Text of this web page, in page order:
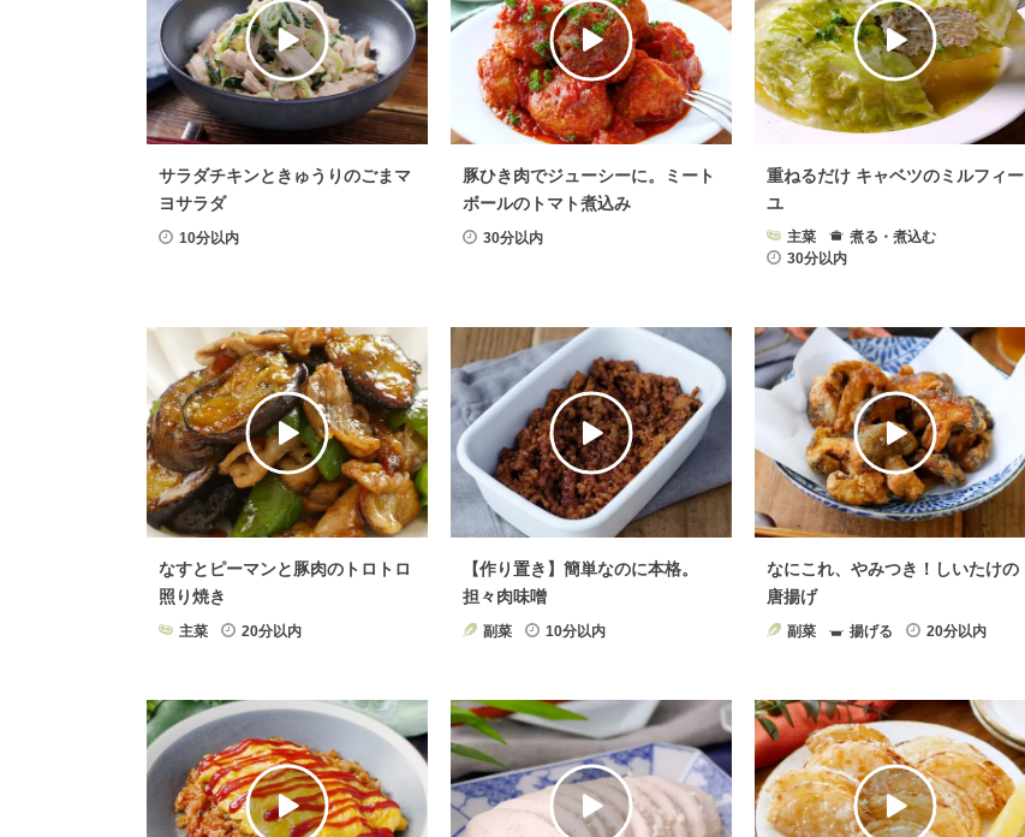
大葉 肉料理 大豆×肉料理 お米・ごはん×肉料理
冷しゃぶ×肉料理 鶏ささみ×肉料理 レモン×肉料理
さっぱり×肉料理 サラダ×肉料理 お弁当×肉料理
健康・ヘルシーレシピ× 肉料理 節約料理× 肉料理 酢×肉料理
スパイス・香辛料× 肉料理 サンドイッチ× 肉料理 下味冷凍×肉料理
圧力鍋レシピ×肉料理
ワイン 塩× 肉料理 献立 肉料理
ホットプレートレシピ×肉料理 糖質オフレシピ× 肉料理
漬物・ピクルス× 肉料理 電子レンジレシピ 肉料理
サラダチキンときゅうりのごまマ
ヨサラダ
10分以内
豚ひき肉でジューシーに。ミート
ボールのトマト煮込み
30分以内
重ねるだけ キャベツのミルフィー
ユ
主菜
煮る・煮込む
30分以内
なすとピーマンと豚肉のトロトロ
照り焼き
主菜 20分以内
【作り置き】簡単なのに本格。
担々肉味噌
副菜 10分以内
なにこれ、やみつき！しいたけの
唐揚げ
副菜 揚げる 20分以内